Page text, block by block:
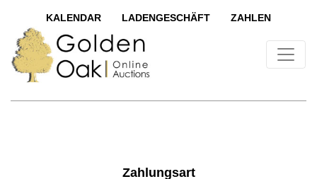
KALENDAR LADENGESCHÄFT ZAHLEN
Zahlungsart